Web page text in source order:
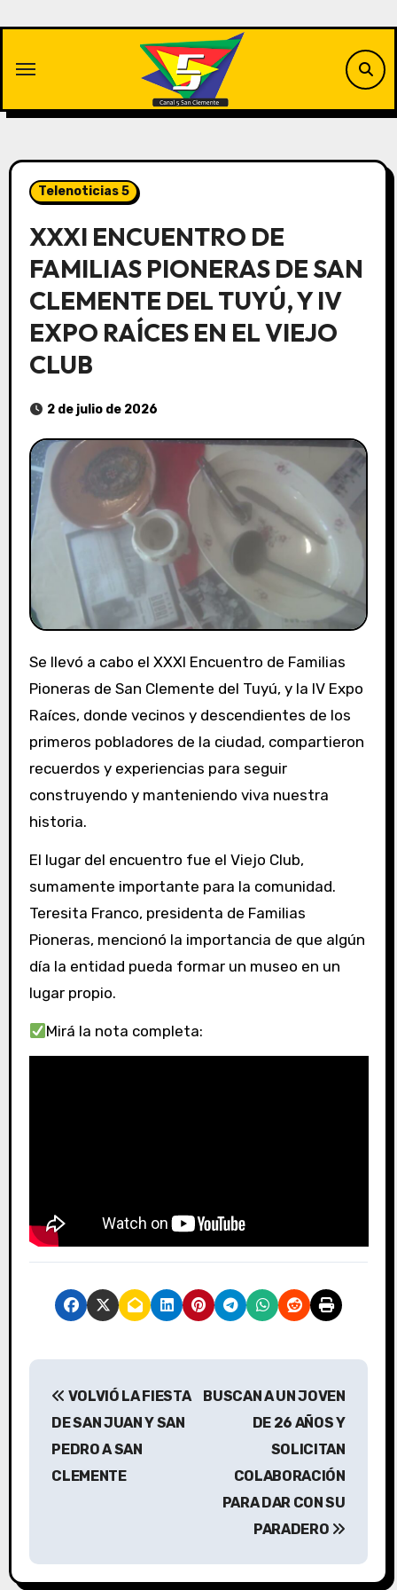
contenido
Telenoticias 5
XXXI ENCUENTRO DE
FAMILIAS PIONERAS DE SAN
CLEMENTE DEL TUYÚ, Y IV
EXPO RAÍCES EN EL VIEJO
CLUB
2 de julio de 2026
Se llevó a cabo el XXXI Encuentro de Familias
Pioneras de San Clemente del Tuyú, y la IV Expo
Raíces, donde vecinos y descendientes de los
primeros pobladores de la ciudad, compartieron
recuerdos y experiencias para seguir
construyendo y manteniendo viva nuestra
historia.
El lugar del encuentro fue el Viejo Club,
sumamente importante para la comunidad.
Teresita Franco, presidenta de Familias
Pioneras, mencionó la importancia de que algún
día la entidad pueda formar un museo en un
lugar propio.
Mirá la nota completa:
N
a
VOLVIÓ LA FIESTA
DE SAN JUAN Y SAN
PEDRO A SAN
CLEMENTE
BUSCAN A UN JOVEN
DE 26 AÑOS Y
SOLICITAN
COLABORACIÓN
PARA DAR CON SU
PARADERO